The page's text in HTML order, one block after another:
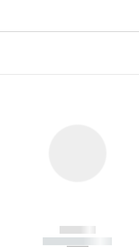
------------
----------- -----------